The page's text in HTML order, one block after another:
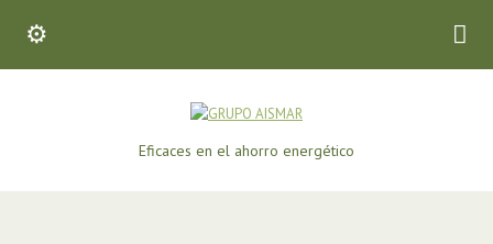
Eficaces en el ahorro energético